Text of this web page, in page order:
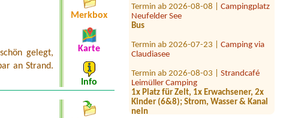
Neufelder See
Bus
Claudiasee
Leimüller Camping
1x Platz für Zelt, 1x Erwachsener, 2x
Kinder (6&8); Strom, Wasser & Kanal
nein
gelegt,
an Strand.
Merkbox
Karte
Info